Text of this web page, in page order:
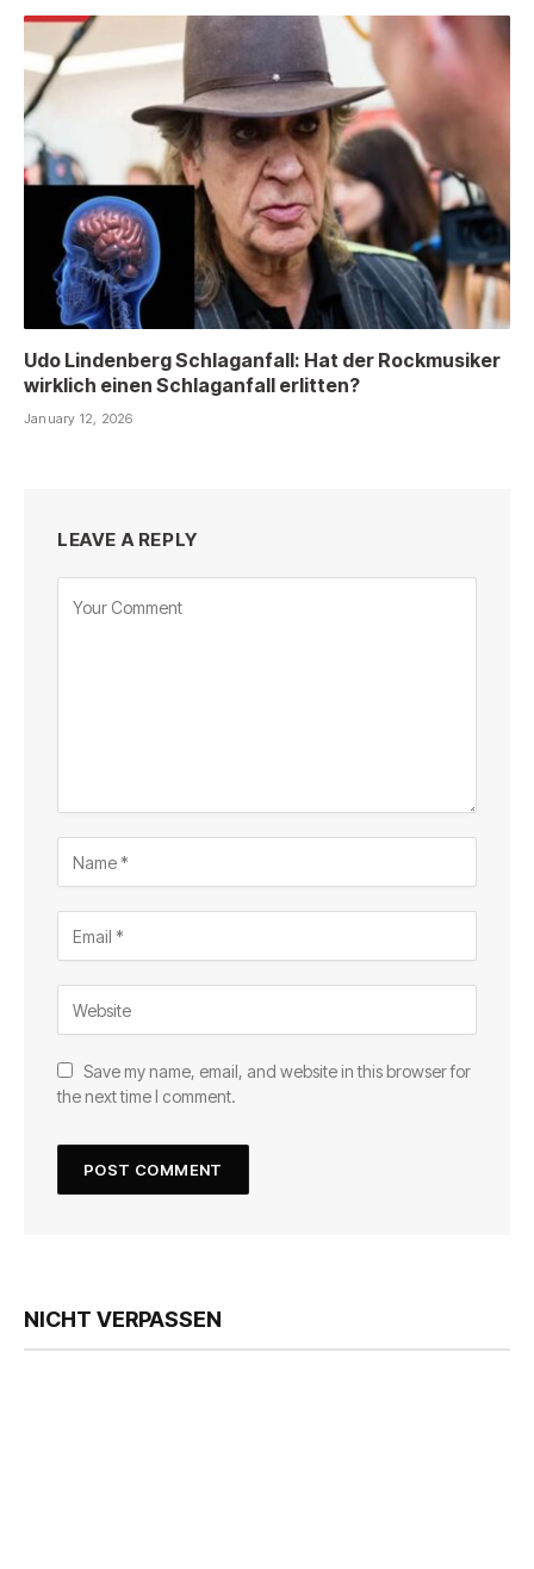
Udo Lindenberg Schlaganfall: Hat der Rockmusiker
wirklich einen Schlaganfall erlitten?
January 12, 2026
LEAVE A REPLY
Save my name, email, and website in this browser for
the next time I comment.
NICHT VERPASSEN